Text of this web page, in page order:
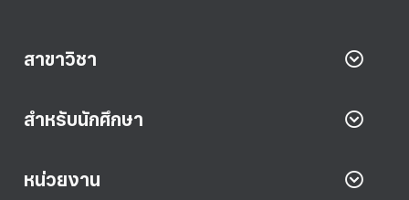
สาขาวิชา
สำหรับนักศึกษา
หน่วยงาน